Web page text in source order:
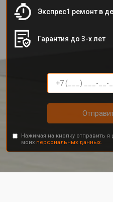
Экспрес1 ремонт в
Гарантия до 3-х лет
Нажимая на кнопку отправить
моих персональных данных.